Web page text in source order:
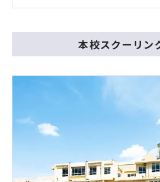
本校スクーリン